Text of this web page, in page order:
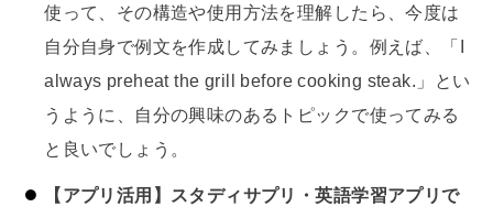
使って、その構造や使用方法を理解したら、今度は
自分自身で例文を作成してみましょう。例えば、「I
always preheat the grill before cooking steak.」とい
うように、自分の興味のあるトピックで使ってみる
と良いでしょう。
【アプリ活用】スタディサプリ・英語学習アプリで